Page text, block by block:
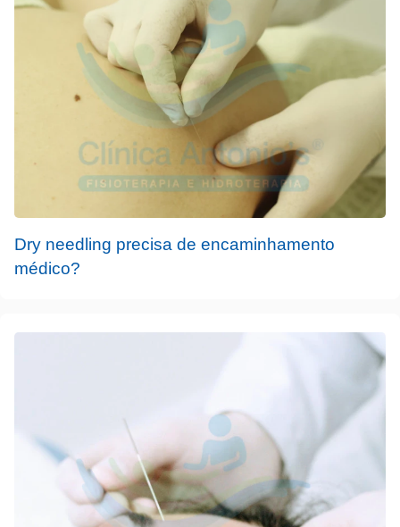
Dry needling precisa de encaminhamento
médico?